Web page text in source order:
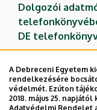
Dolgozói
DE
A Debreceni Egyetem
rendelkezésére
védelmét. Ezúton
2018. május 25.
Adatvédelmi Rendelet